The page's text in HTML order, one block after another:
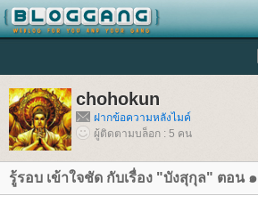
chohokun
ฝากข้อความหลังไมค์
ผู้ติดตามบล็อก : 5 คน
รู้รอบ เข้าใจชัด กับเรื่อง "บังสุกุล" ตอน ๑